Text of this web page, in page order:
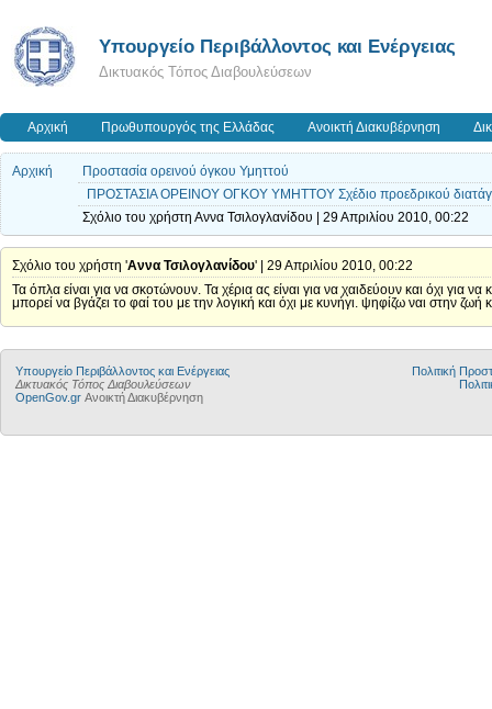
Yπουργείο Περιβάλλοντος και Ενέργειας
Δικτυακός Τόπος Διαβουλεύσεων
Αρχική Πρωθυπουργός της Ελλάδας Ανοικτή Διακυβέρνηση
Αρχική
Προστασία ορεινού όγκου Υμηττού
ΠΡΟΣΤΑΣΙΑ ΟΡΕΙΝΟΥ ΟΓΚΟΥ ΥΜΗΤΤΟΥ Σχέδιο προεδρικού
Σχόλιο του χρήστη Αννα Τσιλογλανίδου | 29 Απριλίου 2010, 00:22
Σχόλιο του χρήστη 'Αννα Τσιλογλανίδου' | 29 Απριλίου 2010, 00:22
Τα όπλα είναι για να σκοτώνουν. Τα χέρια ας είναι για να χαιδεύουν και όχι
μπορεί να βγάζει το φαί του με την λογική και όχι με κυνήγι. ψηφίζω ναι στην
Yπουργείο Περιβάλλοντος και Ενέργειας
Δικτυακός Τόπος Διαβουλεύσεων
OpenGov.gr Ανοικτή Διακυβέρνηση
Πολιτική